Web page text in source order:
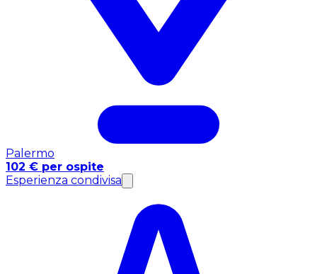
Palermo
102 € per ospite
Esperienza condivisa